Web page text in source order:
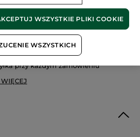
zwrot pieniędzy
przy każdym zamówieniu
WSZYSTKICH
WSZYSTKIE PLIKI COOKIE